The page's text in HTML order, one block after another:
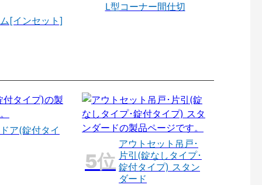
[インセット]
L型コーナー間仕切
ア(錠付タイ
アウトセット吊戸･
片引(錠なしタイプ･
錠付タイプ) スタン
ダード